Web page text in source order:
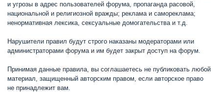
и угрозы в адрес пользователей форума, пропаганда расовой,
национальной и религиозной вражды; реклама и самореклама;
ненормативная лексика, сексуальные домогательства и т.д.
Нарушители правил будут строго наказаны модераторами или
администраторами форума и им будет закрыт доступ на форум.
Принимая данные правила, вы соглашаетесь не публиковать любой
материал, защищенный авторским правом, если авторское право
не принадлежит вам.